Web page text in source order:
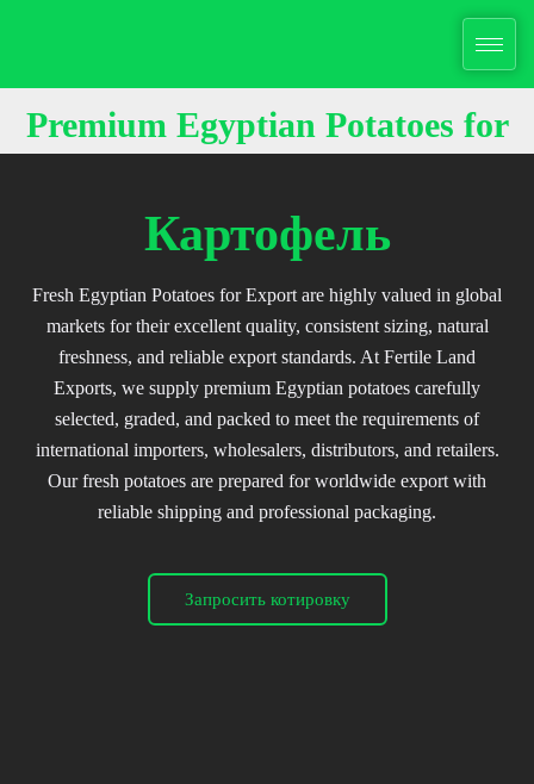
Premium Egyptian Potatoes for
Картофель
Fresh Egyptian Potatoes for Export are highly valued in global
markets for their excellent quality, consistent sizing, natural
freshness, and reliable export standards. At Fertile Land
Exports, we supply premium Egyptian potatoes carefully
selected, graded, and packed to meet the requirements of
international importers, wholesalers, distributors, and retailers.
Our fresh potatoes are prepared for worldwide export with
reliable shipping and professional packaging.
Запросить котировку